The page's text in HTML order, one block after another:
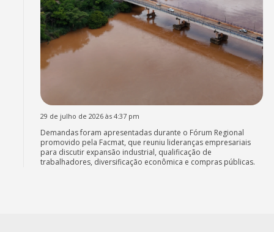
29 de julho de 2026 às 4:37 pm
Demandas foram apresentadas durante o Fórum Regional
promovido pela Facmat, que reuniu lideranças empresariais
para discutir expansão industrial, qualificação de
trabalhadores, diversificação econômica e compras públicas.